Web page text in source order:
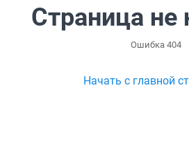
Страница не
Ошибка 404
Начать с главной